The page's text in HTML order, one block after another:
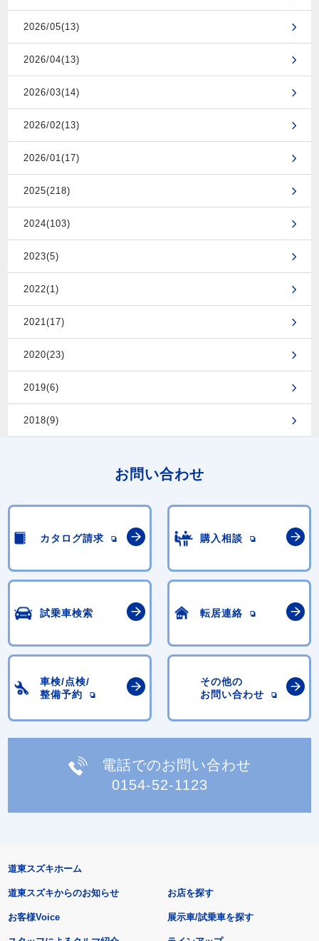
2026/05(13)
2026/04(13)
2026/03(14)
2026/02(13)
2026/01(17)
2025(218)
2024(103)
2023(5)
2022(1)
2021(17)
2020(23)
2019(6)
2018(9)
お問い合わせ
カタログ請求 購入相談
試乗車検索 転居連絡
車検/点検/
整備予約
その他の
お問い合わせ
電話でのお問い合わせ
0154-52-1123
道東スズキホーム
道東スズキからのお知らせ
お客様Voice
お店を探す
展示車/試乗車を探す